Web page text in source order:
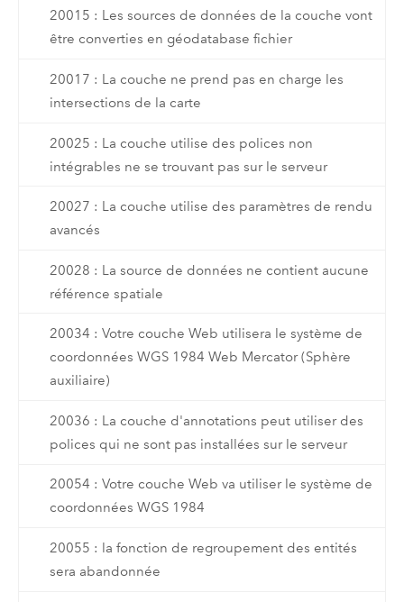
20015 : Les sources de données de la couche vont
être converties en géodatabase fichier
20017 : La couche ne prend pas en charge les
intersections de la carte
20025 : La couche utilise des polices non
intégrables ne se trouvant pas sur le serveur
20027 : La couche utilise des paramètres de rendu
avancés
20028 : La source de données ne contient aucune
référence spatiale
20034 : Votre couche Web utilisera le système de
coordonnées WGS 1984 Web Mercator (Sphère
auxiliaire)
20036 : La couche d'annotations peut utiliser des
polices qui ne sont pas installées sur le serveur
20054 : Votre couche Web va utiliser le système de
coordonnées WGS 1984
20055 : la fonction de regroupement des entités
sera abandonnée